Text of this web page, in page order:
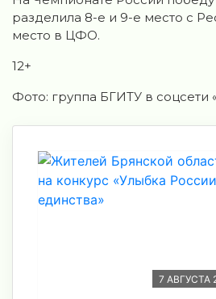
разделила 8-е и 9-е место с
место в ЦФО.
12+
Фото: группа БГИТУ в соцсети
7 АВГУСТА